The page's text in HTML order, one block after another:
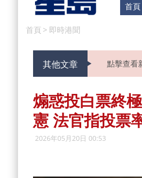
首頁
首頁 > 即時港聞
其他文章 點擊查看
煽惑投白票終
憲 法官指投票
2026年05月20日 00:53